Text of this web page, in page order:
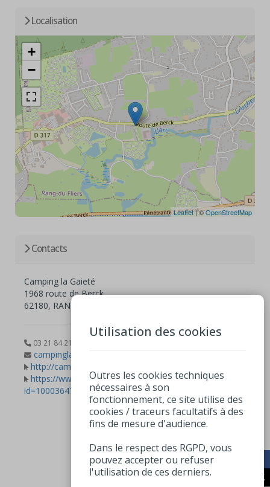
Localisation
+
−
Leaflet| ©OpenStreetMap
Contacts
Camping la Gaieté
1968 route de Berck
62180, RANG-DU-FLIERS
03 21 84 21 19
campinglagaiete@orange.fr
http://campinglagaiete.com
https://www.facebook.com/profile.php?
id=100036470056976
Utilisation des cookies
Outres les cookies techniques
nécessaires à son
fonctionnement, ce site utilise des
cookies / traceurs facultatifs à des
fins de mesure d'audience.
Dans le respect des RGPD, vous
pouvez accepter ou refuser
l'utilisation de ces derniers.